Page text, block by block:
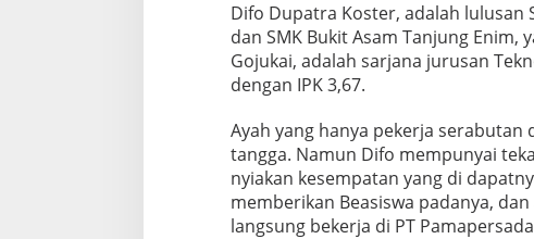
Difo Dupatra Koster, adalah lulusan
dan SMK Bukit Asam Tanjung Enim,
Gojukai, adalah sarjana jurusan
dengan IPK 3,67.
Ayah yang hanya pekerja
tangga. Namun Difo mempunyai
nyiakan kesempatan yang di
memberikan Beasiswa padanya,
langsung bekerja di PT